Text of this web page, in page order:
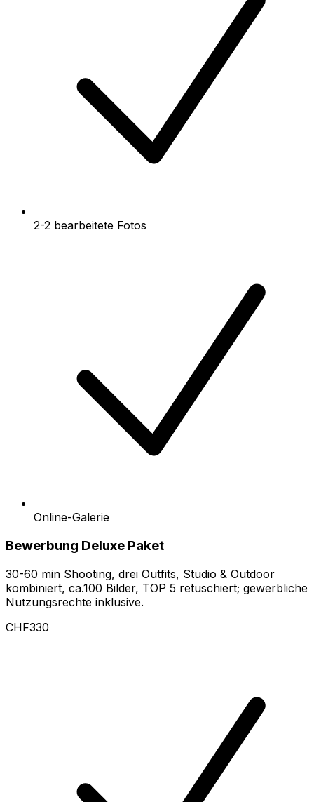
2-2 bearbeitete Fotos
Online-Galerie
Bewerbung Deluxe Paket
30-60 min Shooting, drei Outfits, Studio & Outdoor
kombiniert, ca.100 Bilder, TOP 5 retuschiert; gewerbliche
Nutzungsrechte inklusive.
CHF330